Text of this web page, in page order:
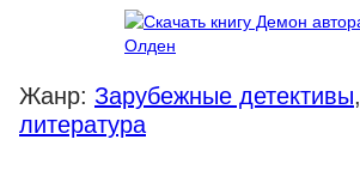
Жанр: Зарубежные детективы,
литература